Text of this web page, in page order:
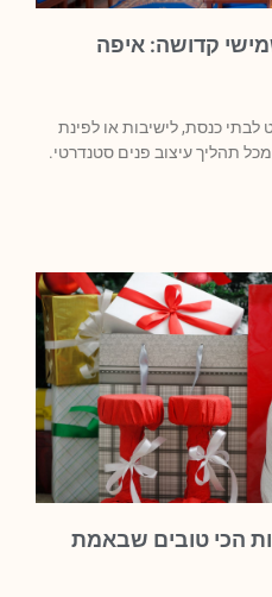
קדושה: איפה
לבתי כנסת, לישיבות או לפינת
תהליך עיצוב פנים סטנדרטי.
הכי טובים שבאמת